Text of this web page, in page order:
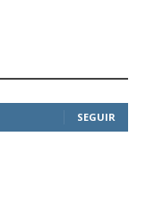
SEGUIR